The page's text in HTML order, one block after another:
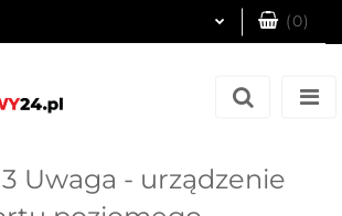
(0)
Uwaga - urządzenie